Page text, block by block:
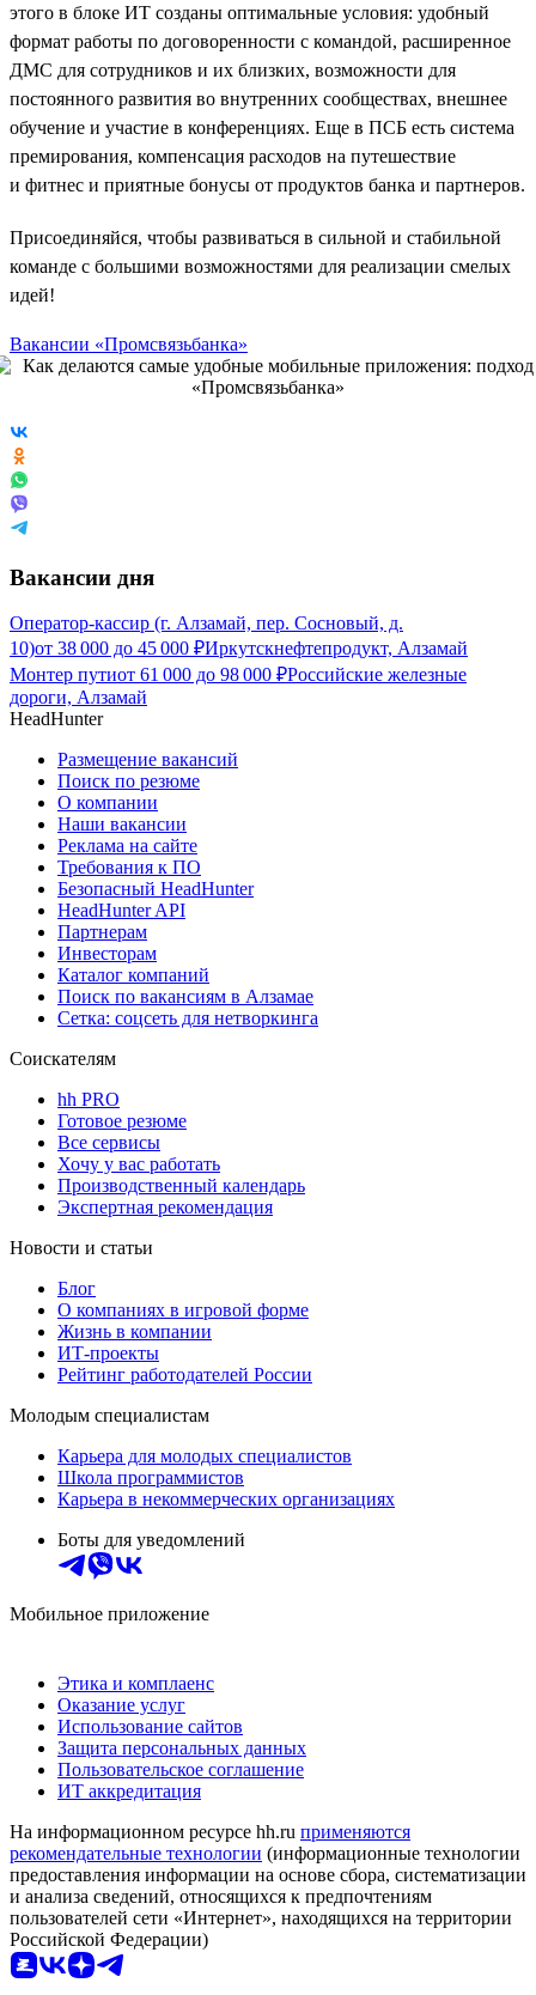
этого в блоке ИТ созданы оптимальные условия: удобный
формат работы по договоренности с командой, расширенное
ДМС для сотрудников и их близких, возможности для
постоянного развития во внутренних сообществах, внешнее
обучение и участие в конференциях. Еще в ПСБ есть система
премирования, компенсация расходов на путешествие
и фитнес и приятные бонусы от продуктов банка и партнеров.
Присоединяйся, чтобы развиваться в сильной и стабильной
команде с большими возможностями для реализации смелых
идей!
Вакансии «Промсвязьбанка»
Вакансии дня
Оператор-кассир (г. Алзамай, пер. Сосновый, д.
10)от 38 000 до 45 000 ₽Иркутскнефтепродукт, Алзамай
Монтер путиот 61 000 до 98 000 ₽Российские железные
дороги, Алзамай
HeadHunter
Размещение вакансий
Поиск по резюме
О компании
Наши вакансии
Реклама на сайте
Требования к ПО
Безопасный HeadHunter
HeadHunter API
Партнерам
Инвесторам
Каталог компаний
Поиск по вакансиям в Алзамае
Сетка: соцсеть для нетворкинга
Соискателям
hh PRO
Готовое резюме
Все сервисы
Хочу у вас работать
Производственный календарь
Экспертная рекомендация
Новости и статьи
Блог
О компаниях в игровой форме
Жизнь в компании
ИТ-проекты
Рейтинг работодателей России
Молодым специалистам
Карьера для молодых специалистов
Школа программистов
Карьера в некоммерческих организациях
Боты для уведомлений
Мобильное приложение
Этика и комплаенс
Оказание услуг
Использование сайтов
Защита персональных данных
Пользовательское соглашение
ИТ аккредитация
На информационном ресурсе hh.ru применяются
рекомендательные технологии (информационные технологии
предоставления информации на основе сбора, систематизации
и анализа сведений, относящихся к предпочтениям
пользователей сети «Интернет», находящихся на территории
Российской Федерации)